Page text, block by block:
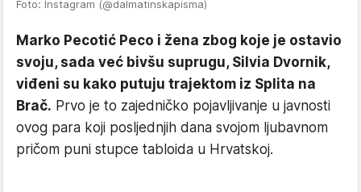
Foto: Instagram (@dalmatinskapisma)
Marko Pecotić Peco i žena zbog koje je ostavio
svoju, sada već bivšu suprugu, Silvia Dvornik,
viđeni su kako putuju trajektom iz Splita na
Brač. Prvo je to zajedničko pojavljivanje u javnosti
ovog para koji posljednjih dana svojom ljubavnom
pričom puni stupce tabloida u Hrvatskoj.